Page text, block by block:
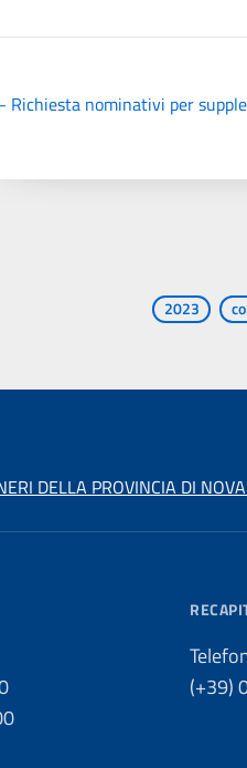
Richiesta nominativi per
2023
DELLA PROVINCIA DI
(+39)